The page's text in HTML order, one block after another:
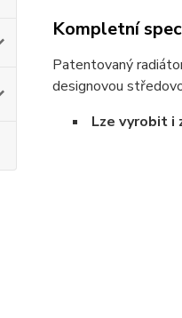
Kompletní
Patentovaný
designovou
Lze vyrobit i